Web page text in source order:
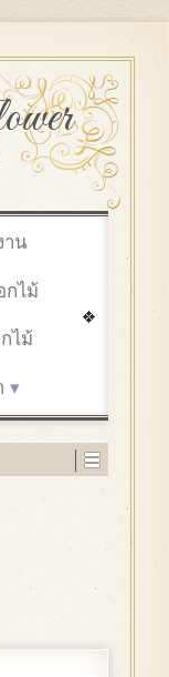
าน
กไม้
ไม้